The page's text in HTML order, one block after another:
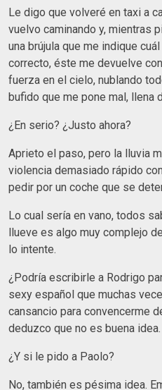
Le digo que volveré en taxi a
vuelvo caminando y, mientras
una brújula que me indique
correcto, éste me devuelve
fuerza en el cielo, nublando
bufido que me pone mal, llena
¿En serio? ¿Justo ahora?
Aprieto el paso, pero la lluvia
violencia demasiado rápido
pedir por un coche que se
Lo cual sería en vano, todos
llueve es algo muy complejo
lo intente.
¿Podría escribirle a Rodrigo
sexy español que muchas
cansancio para convencerme
deduzco que no es buena idea.
¿Y si le pido a Paolo?
No, también es pésima idea.